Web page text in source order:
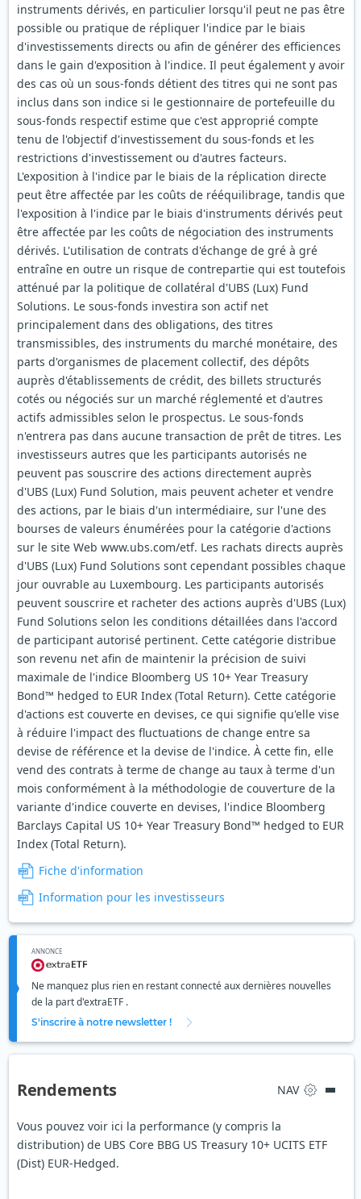
instruments dérivés, en particulier lorsqu'il peut ne pas être
possible ou pratique de répliquer l'indice par le biais
d'investissements directs ou afin de générer des efficiences
dans le gain d'exposition à l'indice. Il peut également y avoir
des cas où un sous-fonds détient des titres qui ne sont pas
inclus dans son indice si le gestionnaire de portefeuille du
sous-fonds respectif estime que c'est approprié compte
tenu de l'objectif d'investissement du sous-fonds et les
restrictions d'investissement ou d'autres facteurs.
L'exposition à l'indice par le biais de la réplication directe
peut être affectée par les coûts de rééquilibrage, tandis que
l'exposition à l'indice par le biais d'instruments dérivés peut
être affectée par les coûts de négociation des instruments
dérivés. L'utilisation de contrats d'échange de gré à gré
entraîne en outre un risque de contrepartie qui est toutefois
atténué par la politique de collatéral d'UBS (Lux) Fund
Solutions. Le sous-fonds investira son actif net
principalement dans des obligations, des titres
transmissibles, des instruments du marché monétaire, des
parts d'organismes de placement collectif, des dépôts
auprès d'établissements de crédit, des billets structurés
cotés ou négociés sur un marché réglementé et d'autres
actifs admissibles selon le prospectus. Le sous-fonds
n'entrera pas dans aucune transaction de prêt de titres. Les
investisseurs autres que les participants autorisés ne
peuvent pas souscrire des actions directement auprès
d'UBS (Lux) Fund Solution, mais peuvent acheter et vendre
des actions, par le biais d'un intermédiaire, sur l'une des
bourses de valeurs énumérées pour la catégorie d'actions
sur le site Web www.ubs.com/etf. Les rachats directs auprès
d'UBS (Lux) Fund Solutions sont cependant possibles chaque
jour ouvrable au Luxembourg. Les participants autorisés
peuvent souscrire et racheter des actions auprès d'UBS (Lux)
Fund Solutions selon les conditions détaillées dans l'accord
de participant autorisé pertinent. Cette catégorie distribue
son revenu net afin de maintenir la précision de suivi
maximale de l'indice Bloomberg US 10+ Year Treasury
Bond™ hedged to EUR Index (Total Return). Cette catégorie
d'actions est couverte en devises, ce qui signifie qu'elle vise
à réduire l'impact des fluctuations de change entre sa
devise de référence et la devise de l'indice. À cette fin, elle
vend des contrats à terme de change au taux à terme d'un
mois conformément à la méthodologie de couverture de la
variante d'indice couverte en devises, l'indice Bloomberg
Barclays Capital US 10+ Year Treasury Bond™ hedged to EUR
Index (Total Return).
Fiche d'information
Information pour les investisseurs
ANNONCE
Ne manquez plus rien en restant connecté aux dernières nouvelles
de la part d'extraETF .
S'inscrire à notre newsletter !
Rendements NAV
Vous pouvez voir ici la performance (y compris la
distribution) de UBS Core BBG US Treasury 10+ UCITS ETF
(Dist) EUR-Hedged.